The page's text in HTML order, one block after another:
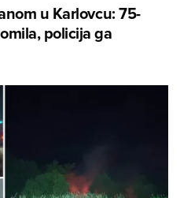
u Karlovcu: 75-
policija ga